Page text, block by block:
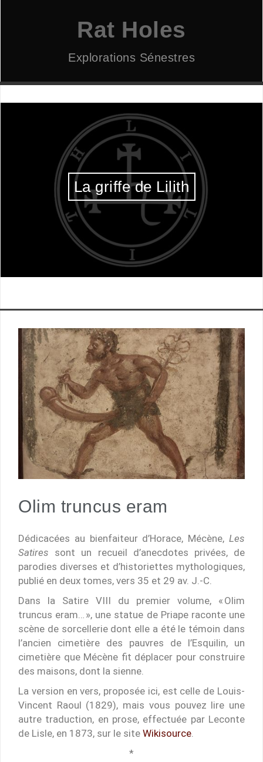
Rat Holes
Explorations Sénestres
La griffe de Lilith
Olim truncus eram
Dédicacées au bienfaiteur d’Horace, Mécène, Les
Satires sont un recueil d’anecdotes privées, de
parodies diverses et d’historiettes mythologiques,
publié en deux tomes, vers 35 et 29 av. J.-C.
Dans la Satire VIII du premier volume, « Olim
truncus eram… », une statue de Priape raconte une
scène de sorcellerie dont elle a été le témoin dans
l’ancien cimetière des pauvres de l’Esquilin, un
cimetière que Mécène fit déplacer pour construire
des maisons, dont la sienne.
La version en vers, proposée ici, est celle de Louis-
Vincent Raoul (1829), mais vous pouvez lire une
autre traduction, en prose, effectuée par Leconte
de Lisle, en 1873, sur le site Wikisource
*